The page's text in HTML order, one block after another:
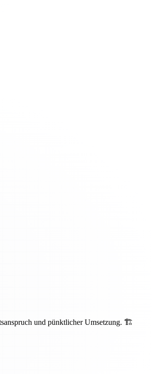
und pünktlicher Umsetzung. 🏗️